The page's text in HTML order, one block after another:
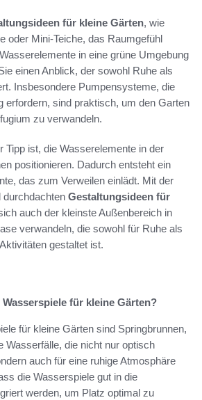
für kleine Gärten, wie
oder Mini-Teiche, das Raumgefühl
in eine grüne Umgebung
einen Anblick, der sowohl Ruhe als
Insbesondere Pumpensysteme, die
erfordern, sind praktisch, um den Garten
zu verwandeln.
Tipp ist, die Wasserelemente in der
positionieren. Dadurch entsteht ein
das zum Verweilen einlädt. Mit der
durchdachten Gestaltungsideen für
auch der kleinste Außenbereich in
verwandeln, die sowohl für Ruhe als
gestaltet ist.
für kleine Gärten?
für kleine Gärten sind Springbrunnen,
Wasserfälle, die nicht nur optisch
auch für eine ruhige Atmosphäre
die Wasserspiele gut in die
werden, um Platz optimal zu